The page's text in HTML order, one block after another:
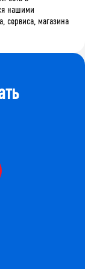
нашими
сервиса, магазина